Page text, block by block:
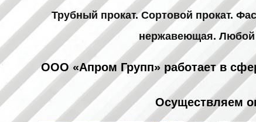
Трубный прокат. Сортовой прокат.
нержавеющая. Любой
ООО «Апром Групп» работает в
Осуществляем